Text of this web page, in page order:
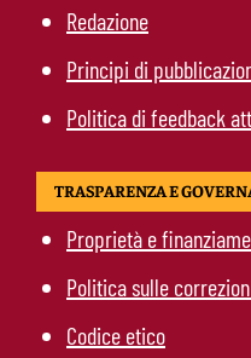
Redazione
Principi di
Politica di feedback
TRASPARENZA E
Proprietà e
Politica sulle
Codice etico